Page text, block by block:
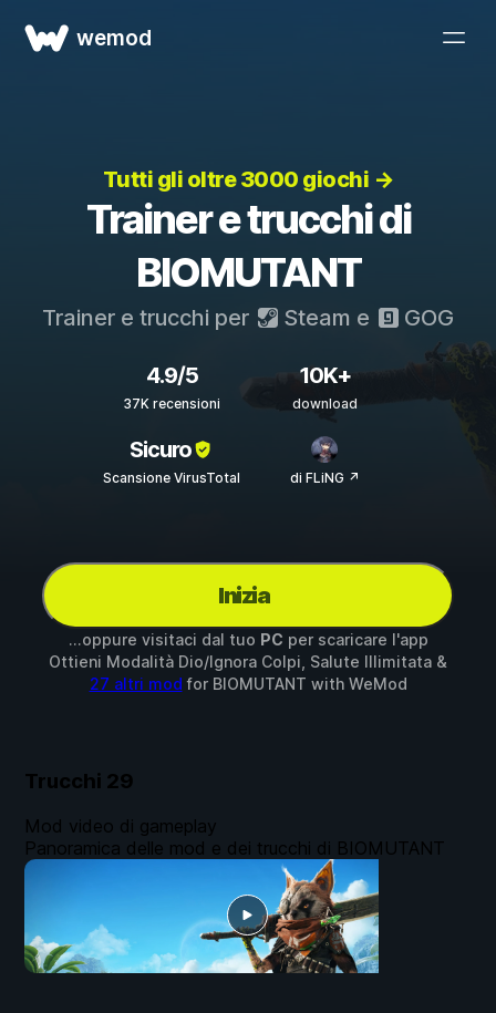
wemod
Tutti gli oltre 3000 giochi →
Trainer e trucchi di
BIOMUTANT
Trainer e trucchi per Steam e GOG
4.9/5
37K recensioni
10K+
download
Sicuro
Scansione VirusTotal di FLiNG ↗
Inizia
...oppure visitaci dal tuo PC per scaricare l'app
Ottieni Modalità Dio/Ignora Colpi, Salute Illimitata &
27 altri mod for BIOMUTANT with WeMod
Trucchi 29
Mod video di gameplay
Panoramica delle mod e dei trucchi di BIOMUTANT